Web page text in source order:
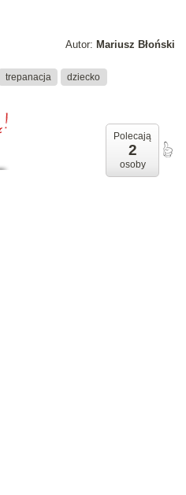
Autor: Mariusz Błoński
trepanacja dziecko
Polecają
2
osoby